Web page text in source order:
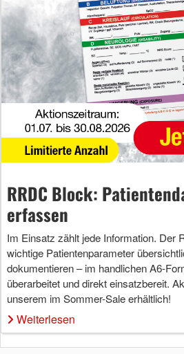
RRDC Block:
erfassen
Im Einsatz zählt jede Information. Der
wichtige Patientenparameter
dokumentieren – im handlichen A6-
überarbeitet und direkt einsatzbereit.
unserem im Sommer-Sale erhältlich!
Weiterlesen